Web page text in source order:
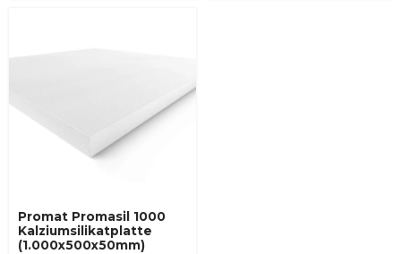
Promat Promasil 1000
Kalziumsilikatplatte
(1.000x500x50mm)